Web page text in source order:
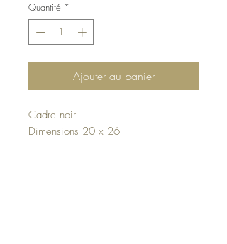
Quantité *
Ajouter au panier
Cadre noir
Dimensions 20 x 26